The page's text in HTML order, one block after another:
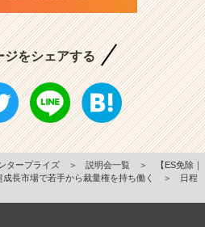
ジをシェアする
タープライズ ＞ 説明会一覧 ＞
【ES免除｜
長市場で若手から裁量権を持ち働く
＞
日程